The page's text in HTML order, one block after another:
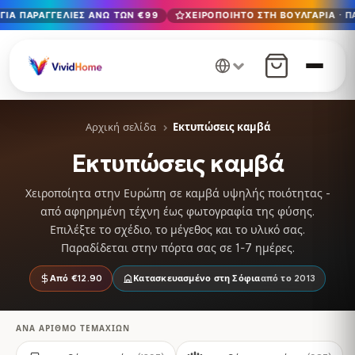
Δωρεάν παράδοση στην ΕΕ για παραγγελίες άνω των €99
12+ χρόνια χειροτεχνίας · Μόνο υλικά υψηλής ποιότητας
ΠΑΡΑΓΓΕΛΊΕΣ ΆΝΩ ΤΩΝ €99 ΧΕΙΡΟΠΟΊΗΤΟ ΣΤΗ ΒΟΥΛΓΑΡΊΑ ·
Αρχική σελίδα Εκτυπώσεις καμβά
Εκτυπώσεις καμβά
Χειροποίητα στην Ευρώπη σε καμβά υψηλής ποιότητας -
από αφηρημένη τέχνη έως φωτογραφία της φύσης.
Επιλέξτε το σχέδιο, το μέγεθος και το υλικό σας.
Παραδίδεται στην πόρτα σας σε 1-7 ημέρες.
Από €12.90 Κατασκευασμένο στη Σόφιααπό το 2013
ΑΝΆ ΑΡΙΘΜΌ ΤΕΜΑΧΊΩΝ